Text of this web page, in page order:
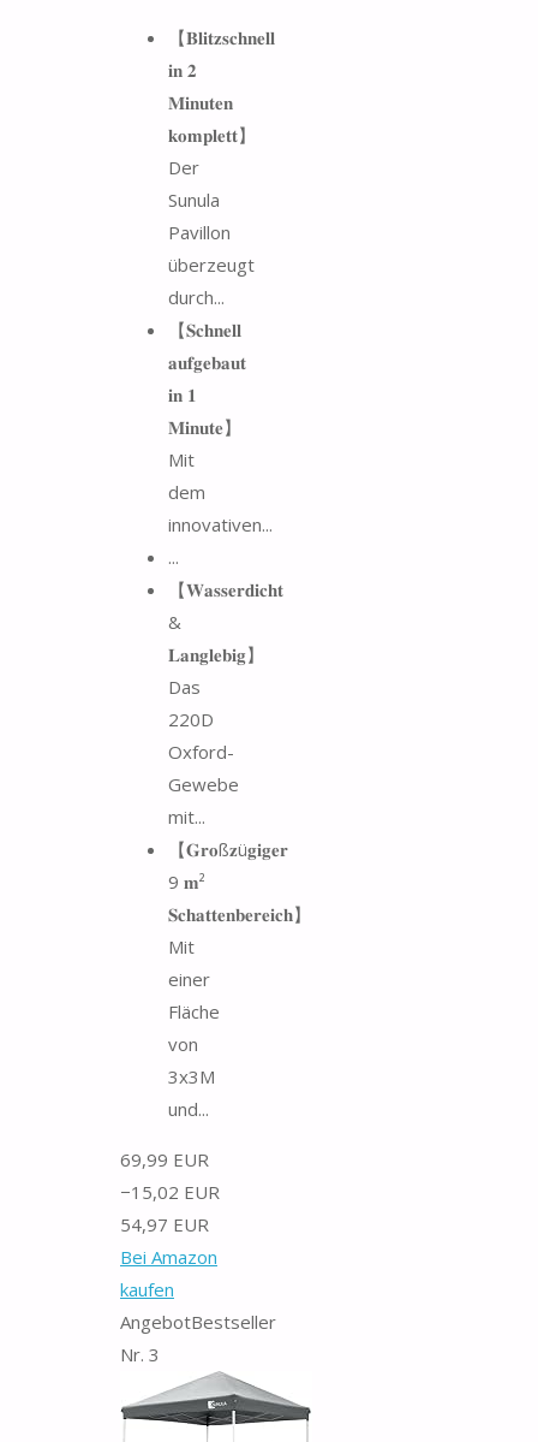
【𝐁𝐥𝐢𝐭𝐳𝐬𝐜𝐡𝐧𝐞𝐥𝐥
𝐢𝐧 𝟐
𝐌𝐢𝐧𝐮𝐭𝐞𝐧
𝐤𝐨𝐦𝐩𝐥𝐞𝐭𝐭】
Der
Sunula
Pavillon
überzeugt
durch...
【𝐒𝐜𝐡𝐧𝐞𝐥𝐥
𝐚𝐮𝐟𝐠𝐞𝐛𝐚𝐮𝐭
𝐢𝐧 𝟏
𝐌𝐢𝐧𝐮𝐭𝐞】
Mit
dem
innovativen...
...
【𝐖𝐚𝐬𝐬𝐞𝐫𝐝𝐢𝐜𝐡𝐭
&
𝐋𝐚𝐧𝐠𝐥𝐞𝐛𝐢𝐠】
Das
220D
Oxford-
Gewebe
mit...
【𝐆𝐫𝐨ß𝐳ü𝐠𝐢𝐠𝐞𝐫
9 𝐦²
𝐒𝐜𝐡𝐚𝐭𝐭𝐞𝐧𝐛𝐞𝐫𝐞𝐢𝐜𝐡】
Mit
einer
Fläche
von
3x3M
und...
69,99 EUR
−15,02 EUR
54,97 EUR
Bei Amazon
kaufen
AngebotBestseller
Nr. 3